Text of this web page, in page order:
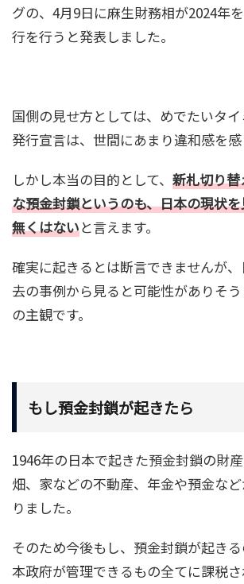
グの、4月9日に麻生財務相が2024年
行を行うと発表しました。
国側の見せ方としては、めでたいタ
発行宣言は、世間にあまり違和感を感
しかし本当の目的として、 新札切り
な預金封鎖というのも、日本の現状
無くはないと言えます。
確実に起きるとは断言できませんが
去の事例から見ると可能性がありそ
の主観です。
もし預金封鎖が起きたら
1946年の日本で起きた預金封鎖の財
畑、家などの不動産、年金や預金な
りました。
そのため今後もし、預金封鎖が起き
本政府が管理できるもの全てに課税